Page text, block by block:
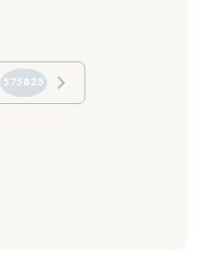
575825